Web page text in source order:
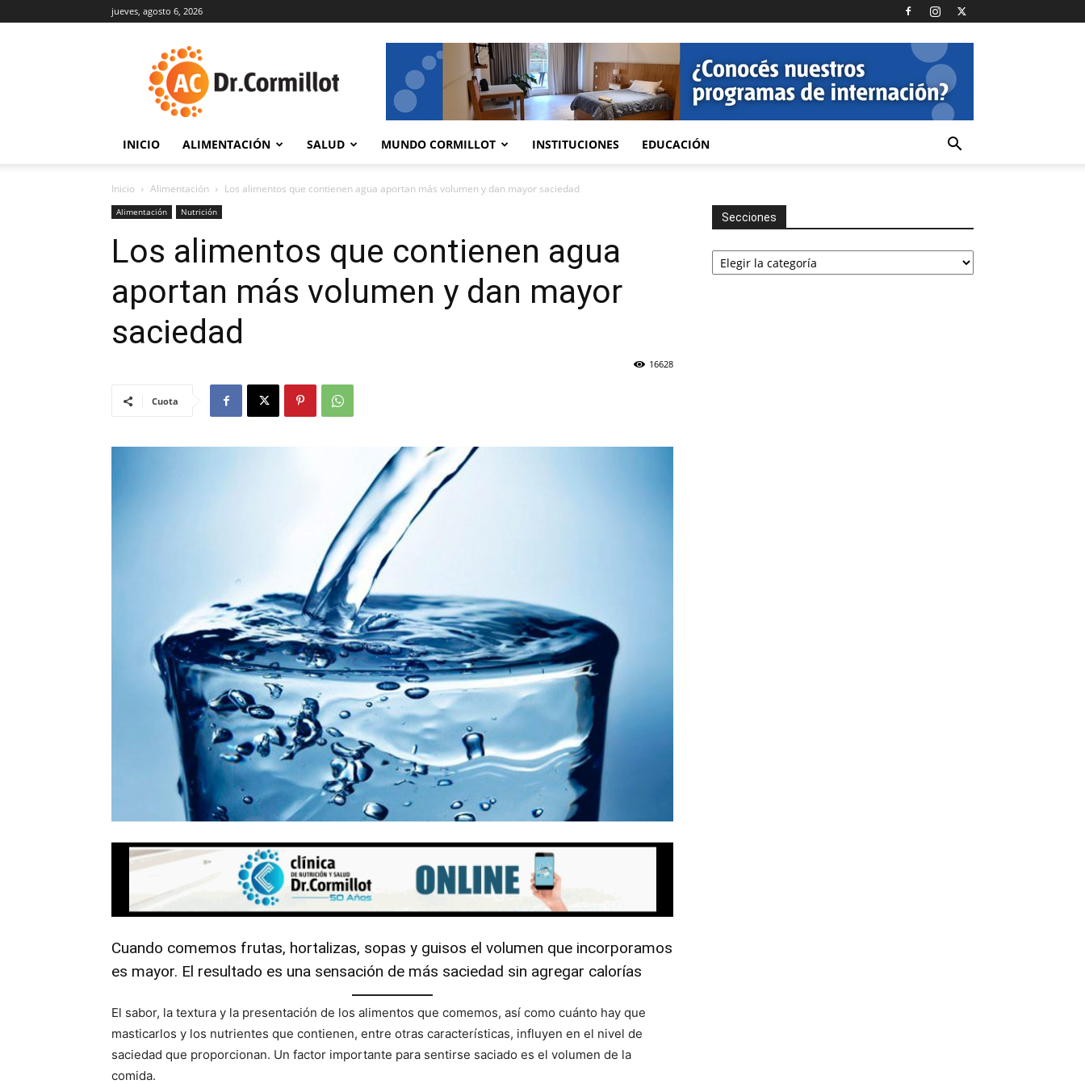
jueves, agosto 6, 2026
INICIO ALIMENTACIÓN SALUD MUNDO CORMILLOT INSTITUCIONES EDUCACIÓN
Inicio Alimentación Los alimentos que contienen agua aportan más volumen y dan mayor saciedad
Alimentación Nutrición
Los alimentos que contienen agua
aportan más volumen y dan mayor
saciedad
16628
Cuota
Cuando comemos frutas, hortalizas, sopas y guisos el volumen que incorporamos
es mayor. El resultado es una sensación de más saciedad sin agregar calorías
El sabor, la textura y la presentación de los alimentos que comemos, así como cuánto hay que
masticarlos y los nutrientes que contienen, entre otras características, influyen en el nivel de
saciedad que proporcionan. Un factor importante para sentirse saciado es el volumen de la
comida.
Secciones
Secciones